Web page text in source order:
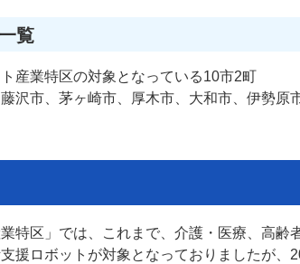
覧
産業特区の対象となっている10市2町
沢市、茅ヶ崎市、厚木市、大和市、伊勢原
業特区」では、これまで、介護・医療、高
援ロボットが対象となっておりましたが、